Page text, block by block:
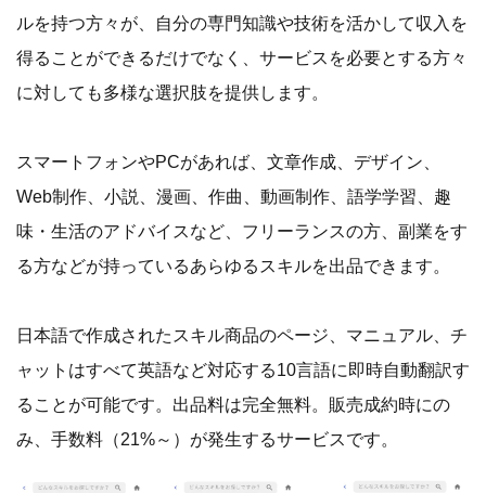
ルを持つ方々が、自分の専門知識や技術を活かして収入を
得ることができるだけでなく、サービスを必要とする方々
に対しても多様な選択肢を提供します。
スマートフォンやPCがあれば、文章作成、デザイン、
Web制作、小説、漫画、作曲、動画制作、語学学習、趣
味・生活のアドバイスなど、フリーランスの方、副業をす
る方などが持っているあらゆるスキルを出品できます。
日本語で作成されたスキル商品のページ、マニュアル、チ
ャットはすべて英語など対応する10言語に即時自動翻訳す
ることが可能です。出品料は完全無料。販売成約時にの
み、手数料（21%～）が発生するサービスです。